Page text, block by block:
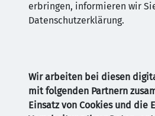
erbringen, informieren wir
Datenschutzerklärung.
Wir arbeiten bei diesen
mit folgenden Partnern
Einsatz von Cookies und die